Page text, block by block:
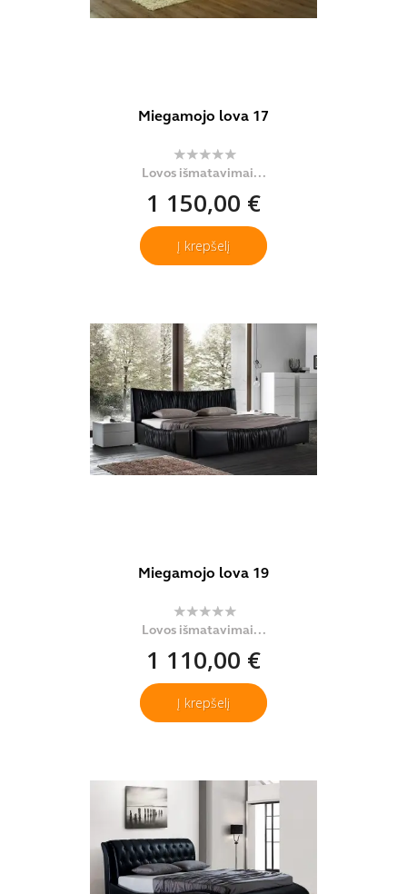
Miegamojo lova 17
Lovos išmatavimai...
1 150,00 €
Į krepšelį
Miegamojo lova 19
Lovos išmatavimai...
1 110,00 €
Į krepšelį